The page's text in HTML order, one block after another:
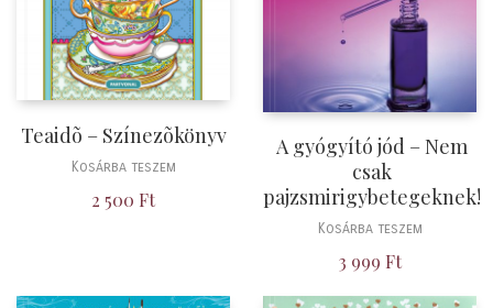
Teaidõ – Színezõkönyv
Kosárba teszem
2 500 Ft
A gyógyító jód – Nem
csak
pajzsmirigybetegeknek!
Kosárba teszem
3 999 Ft